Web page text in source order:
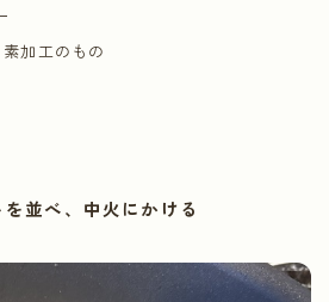
加工のもの
並べ、中火にかける